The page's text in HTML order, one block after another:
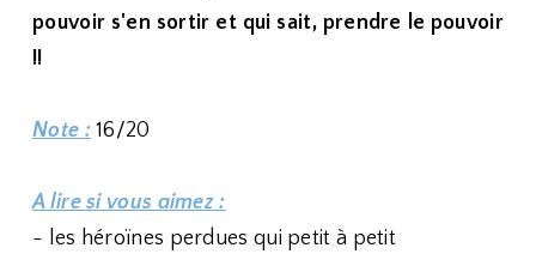
pouvoir s'en sortir et qui sait, prendre le pouvoir
!!
Note : 16/20
A lire si vous aimez :
- les héroïnes perdues qui petit à petit